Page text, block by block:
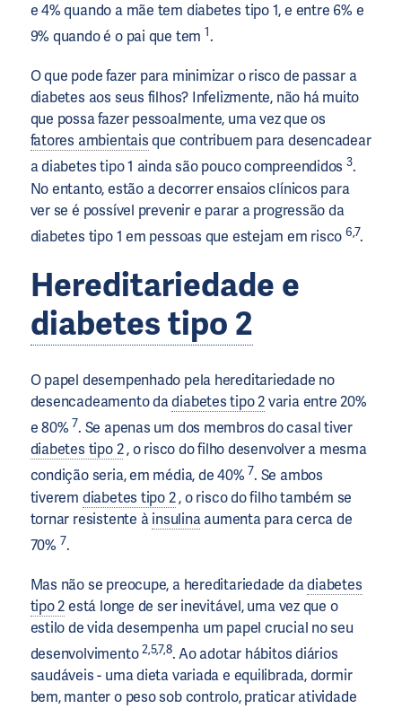
e 4% quando a mãe tem diabetes tipo 1, e entre 6% e
9% quando é o pai que tem 1.
O que pode fazer para minimizar o risco de passar a
diabetes aos seus filhos? Infelizmente, não há muito
que possa fazer pessoalmente, uma vez que os
fatores ambientais que contribuem para desencadear
a diabetes tipo 1 ainda são pouco compreendidos3.
No entanto, estão a decorrer ensaios clínicos para
ver se é possível prevenir e parar a progressão da
diabetes tipo 1 em pessoas que estejam em risco6,7.
Hereditariedade e
diabetes tipo 2
O papel desempenhado pela hereditariedade no
desencadeamento dadiabetes tipo 2varia entre 20%
e 80% 7. Se apenas um dos membros do casal tiver
diabetes tipo 2, o risco do filho desenvolver a mesma
condição seria, em média, de 40% 7. Se ambos
tiverem diabetes tipo 2, o risco do filho também se
tornar resistente àinsulina aumenta para cerca de
70% 7.
Mas não se preocupe, a hereditariedade dadiabetes
tipo 2está longe de ser inevitável, uma vez que o
estilo de vida desempenha um papel crucial no seu
desenvolvimento2,5,7,8. Ao adotar hábitos diários
saudáveis - uma dieta variada e equilibrada, dormir
bem, manter o peso sob controlo, praticar atividade